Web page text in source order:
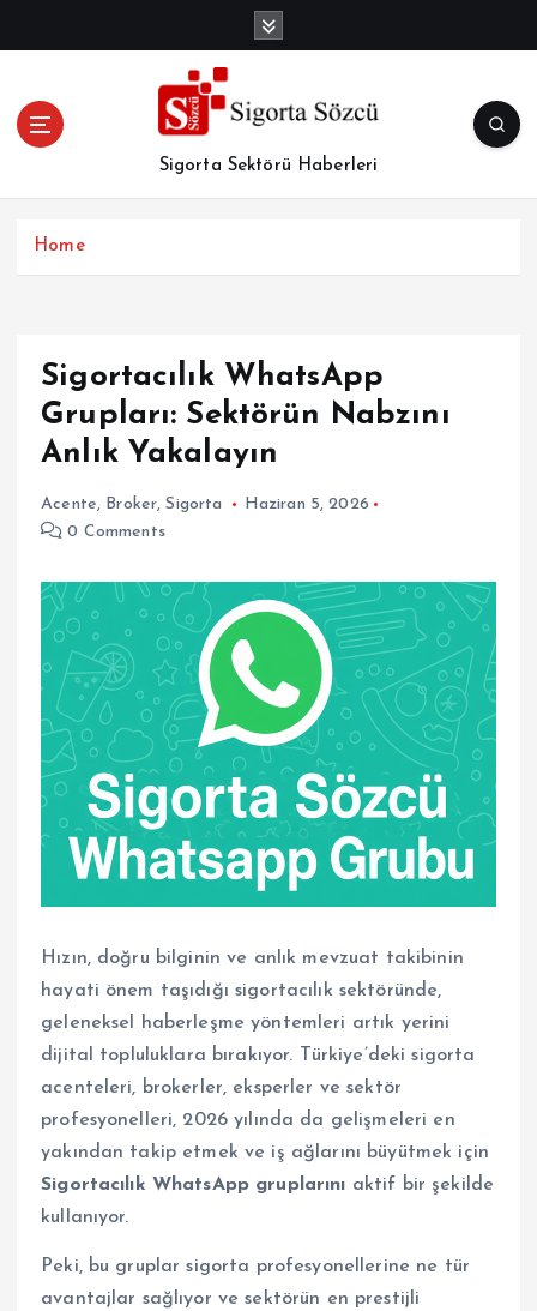
Sigorta Sektörü Haberleri
Home
Sigortacılık WhatsApp
Grupları: Sektörün Nabzını
Anlık Yakalayın
Acente, Broker,Sigorta
Haziran 5, 2026
0 Comments
Hızın, doğru bilginin ve anlık mevzuat takibinin
hayati önem taşıdığı sigortacılık sektöründe,
geleneksel haberleşme yöntemleri artık yerini
dijital topluluklara bırakıyor. Türkiye’deki sigorta
acenteleri, brokerler, eksperler ve sektör
profesyonelleri, 2026 yılında da gelişmeleri en
yakından takip etmek ve iş ağlarını büyütmek için
Sigortacılık WhatsApp gruplarını aktif bir şekilde
kullanıyor.
Peki, bu gruplar sigorta profesyonellerine ne tür
avantajlar sağlıyor ve sektörün en prestijli